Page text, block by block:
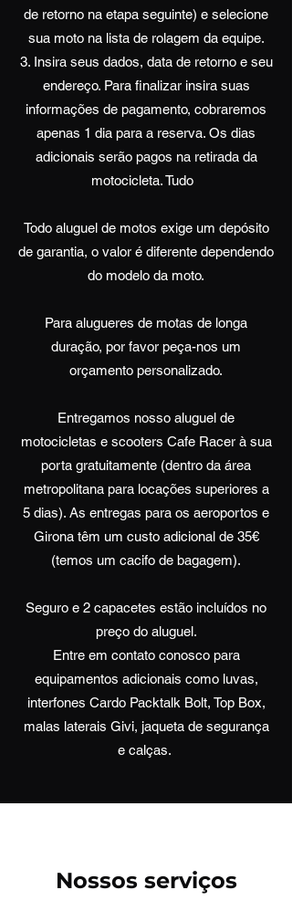
de retorno na etapa seguinte) e selecione
sua moto na lista de rolagem da equipe.
Insira seus dados, data de retorno e seu
endereço. Para finalizar insira suas
informações de pagamento, cobraremos
apenas 1 dia para a reserva. Os dias
adicionais serão pagos na retirada da
motocicleta.Tudo
Todo aluguel de motos exige um depósito
de garantia, o valor é diferente dependendo
do modelo da moto.
Para alugueres de motas de longa
duração, por favor peça-nos um
orçamento personalizado.
Entregamos nosso aluguel de
motocicletas e scooters Cafe Racer à sua
porta gratuitamente (dentro da área
metropolitana para locações superiores a
5 dias). As entregas para os aeroportos e
Girona têm um custo adicional de 35€
(temos um cacifo de bagagem).
Seguro e 2 capacetes estão incluídos no
preço do aluguel.
Entre em contato conosco para
equipamentos adicionais como luvas,
interfones Cardo Packtalk Bolt, Top Box,
malas laterais Givi, jaqueta de segurança
e calças.
Nossos serviços